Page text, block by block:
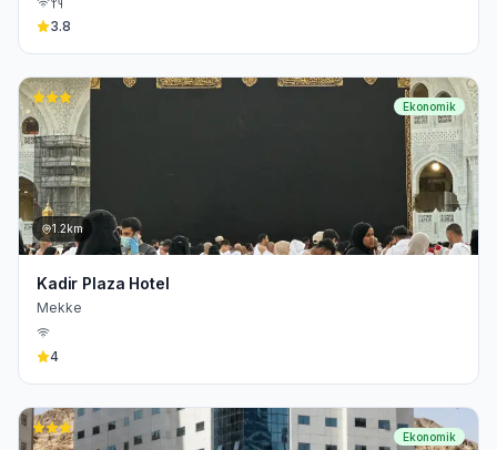
3.8
Ekonomik
1.2km
Kadir Plaza Hotel
Mekke
4
Ekonomik